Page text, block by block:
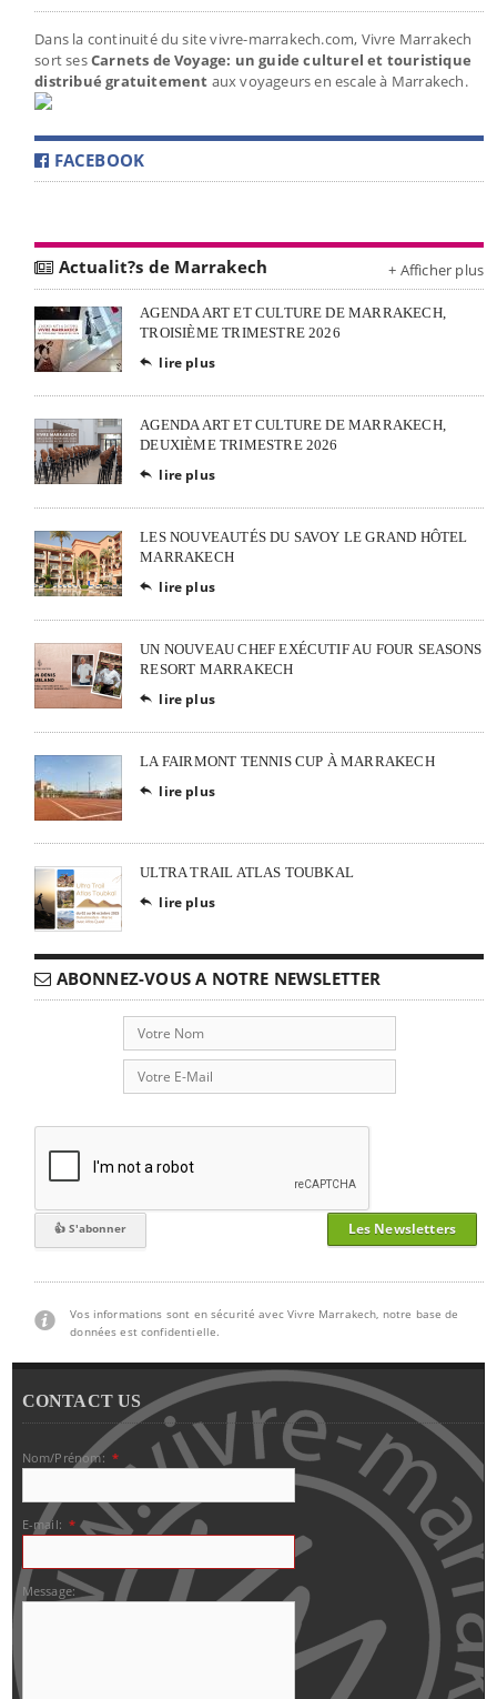
Dans la continuité du site vivre-marrakech.com, Vivre Marrakech
sort sesCarnets de Voyage: un guide culturel et touristique
distribué gratuitement aux voyageurs en escale à Marrakech.
FACEBOOK
Actualit?s de Marrakech + Afficher plus
AGENDA ART ET CULTURE DE MARRAKECH,
TROISIÈME TRIMESTRE 2026
 lire plus
AGENDA ART ET CULTURE DE MARRAKECH,
DEUXIÈME TRIMESTRE 2026
 lire plus
LES NOUVEAUTÉS DU SAVOY LE GRAND HÔTEL
MARRAKECH
 lire plus
UN NOUVEAU CHEF EXÉCUTIF AU FOUR SEASONS
RESORT MARRAKECH
 lire plus
LA FAIRMONT TENNIS CUP À MARRAKECH
 lire plus
ULTRA TRAIL ATLAS TOUBKAL
 lire plus
ABONNEZ-VOUS A NOTRE NEWSLETTER
Les Newsletters
Vos informations sont en sécurité avec Vivre Marrakech, notre base de
données est confidentielle.
CONTACT US
Nom/Prénom: *
E-mail: *
Message: